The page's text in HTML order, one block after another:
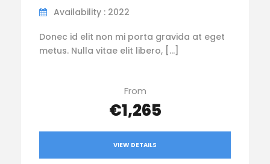
Availability : 2022
Donec id elit non mi porta gravida at eget
metus. Nulla vitae elit libero, […]
From
€1,265
VIEW DETAILS